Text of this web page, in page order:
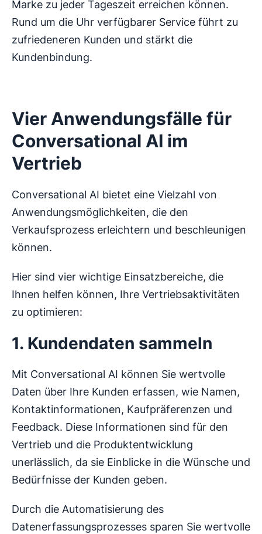
Marke zu jeder Tageszeit erreichen können.
Rund um die Uhr verfügbarer Service führt zu
zufriedeneren Kunden und stärkt die
Kundenbindung.
Vier Anwendungsfälle für
Conversational AI im
Vertrieb
Conversational AI bietet eine Vielzahl von
Anwendungsmöglichkeiten, die den
Verkaufsprozess erleichtern und beschleunigen
können.
Hier sind vier wichtige Einsatzbereiche, die
Ihnen helfen können, Ihre Vertriebsaktivitäten
zu optimieren:
1. Kundendaten sammeln
Mit Conversational AI können Sie wertvolle
Daten über Ihre Kunden erfassen, wie Namen,
Kontaktinformationen, Kaufpräferenzen und
Feedback. Diese Informationen sind für den
Vertrieb und die Produktentwicklung
unerlässlich, da sie Einblicke in die Wünsche und
Bedürfnisse der Kunden geben.
Durch die Automatisierung des
Datenerfassungsprozesses sparen Sie wertvolle